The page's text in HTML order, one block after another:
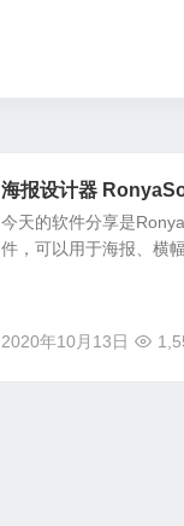
海报设计器
今天的软件分享是
件，可以用于海报、横
2020年10月13日